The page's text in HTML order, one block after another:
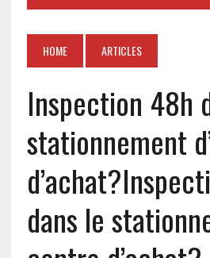
HOME ARTICLES
Inspection 48h
stationnement
d’achat?
dans le